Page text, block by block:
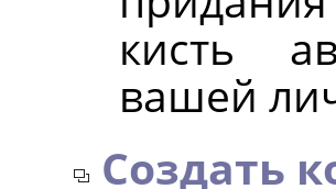
кисть
вашей
Создать